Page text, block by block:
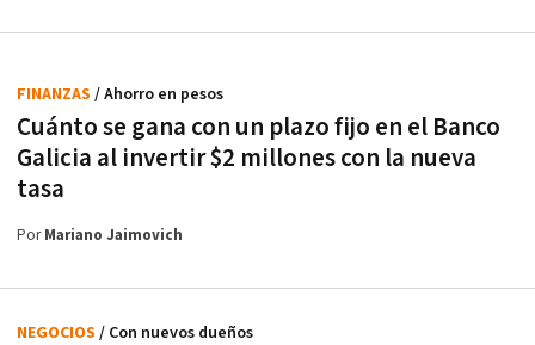
Cuánto se gana con un plazo fijo en el Banco
Galicia al invertir $2 millones con la nueva
tasa
FINANZAS / Ahorro en pesos
PorMariano Jaimovich
NEGOCIOS / Con nuevos dueños